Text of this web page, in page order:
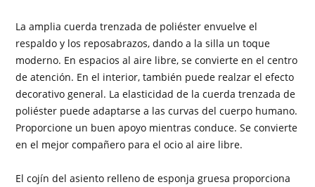
La amplia cuerda trenzada de poliéster envuelve el
respaldo y los reposabrazos, dando a la silla un toque
moderno. En espacios al aire libre, se convierte en el centro
de atención. En el interior, también puede realzar el efecto
decorativo general. La elasticidad de la cuerda trenzada de
poliéster puede adaptarse a las curvas del cuerpo humano.
Proporcione un buen apoyo mientras conduce. Se convierte
en el mejor compañero para el ocio al aire libre.
El cojín del asiento relleno de esponja gruesa proporciona